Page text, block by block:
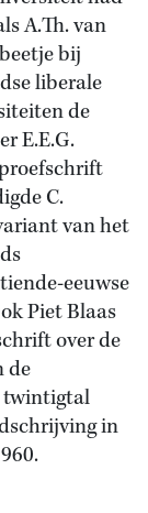
A.Th. van
bij
liberale
de
E.E.G.
C.
van het
eeuwse
Piet Blaas
over de
de
twintigtal
in